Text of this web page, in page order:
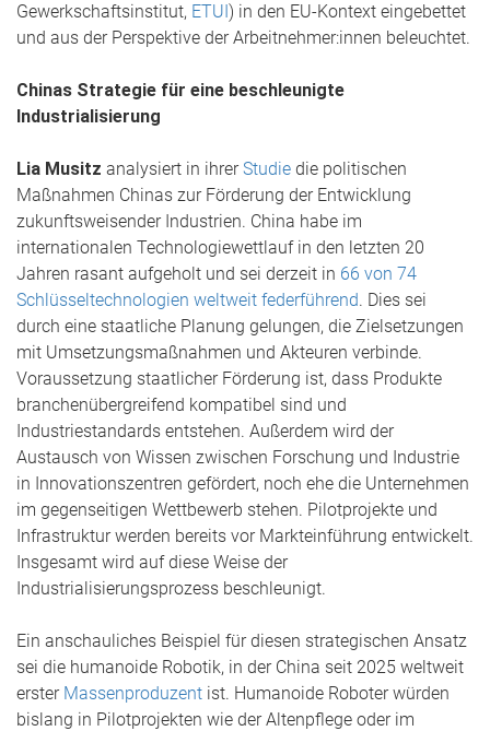
Gewerkschaftsinstitut, ETUI) in den EU-Kontext eingebettet
und aus der Perspektive der Arbeitnehmer:innen beleuchtet.
Chinas Strategie für eine beschleunigte
Industrialisierung
Lia Musitz analysiert in ihrerStudie die politischen
Maßnahmen Chinas zur Förderung der Entwicklung
zukunftsweisender Industrien. China habe im
internationalen Technologiewettlauf in den letzten 20
Jahren rasant aufgeholt und sei derzeit in 66 von 74
Schlüsseltechnologien weltweit federführend. Dies sei
durch eine staatliche Planung gelungen, die Zielsetzungen
mit Umsetzungsmaßnahmen und Akteuren verbinde.
Voraussetzung staatlicher Förderung ist, dass Produkte
branchenübergreifend kompatibel sind und
Industriestandards entstehen. Außerdem wird der
Austausch von Wissen zwischen Forschung und Industrie
in Innovationszentren gefördert, noch ehe die Unternehmen
im gegenseitigen Wettbewerb stehen. Pilotprojekte und
Infrastruktur werden bereits vor Markteinführung entwickelt.
Insgesamt wird auf diese Weise der
Industrialisierungsprozess beschleunigt.
Ein anschauliches Beispiel für diesen strategischen Ansatz
sei die humanoide Robotik, in der China seit 2025 weltweit
erster Massenproduzent ist. Humanoide Roboter würden
bislang in Pilotprojekten wie der Altenpflege oder im